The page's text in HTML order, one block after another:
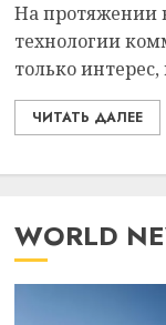
На протяжении
технологии
только интерес,
ЧИТАТЬ ДАЛЕЕ
WORLD